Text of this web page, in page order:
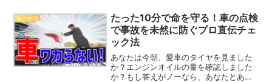
ことも多いでしょう。しかし、心配は無
用です！この記事では...
車の知識
たった10分で命を守る！車の点検
で事故を未然に防ぐプロ直伝チェ
ック法
あなたは今朝、愛車のタイヤを見ました
か？エンジンオイルの量を確認しました
か？もし答えがノーなら、あなたとあな